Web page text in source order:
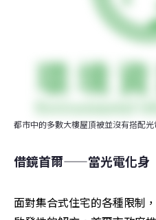
都市中的多數大樓屋頂被並沒有搭配
借鏡首爾——當光電化身
面對集合式住宅的各種限制